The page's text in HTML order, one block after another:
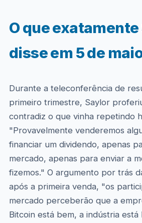
O que
disse em 5 de
Durante a teleconferência de
primeiro trimestre, Saylor
contradiz o que vinha repetindo
"Provavelmente venderemos
financiar um dividendo, apenas
mercado, apenas para enviar a
fizemos." O argumento por trás
após a primeira venda, "os
mercado perceberão que a
Bitcoin está bem, a indústria